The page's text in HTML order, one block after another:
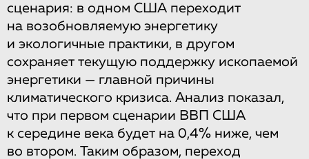
сценария: в одном США переходит
на возобновляемую энергетику
и экологичные практики, в другом
сохраняет текущую поддержку ископаемой
энергетики — главной причины
климатического кризиса. Анализ показал,
что при первом сценарии ВВП США
к середине века будет на 0,4% ниже, чем
во втором. Таким образом, переход